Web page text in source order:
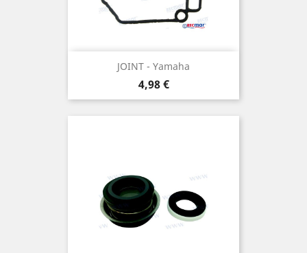
JOINT - Yamaha
Prix
4,98 €